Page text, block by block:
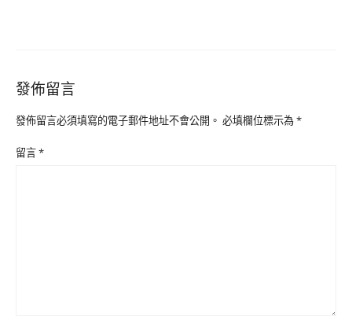
發佈留言
發佈留言必須填寫的電子郵件地址不會公開。 必填欄位標示為*
留言*